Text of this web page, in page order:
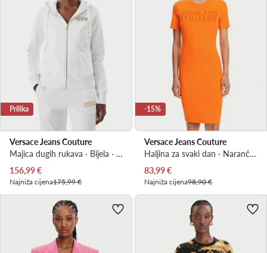
Prilika
Versace Jeans Couture
Majica dugih rukava · Bijela · Regular Fit
Trenutna cijena
156,99€
Najniža cijena175,99 €
-15%
Versace Jeans Couture
Haljina za svaki dan · Narančasta · Mini
Trenutna cijena
83,99€
Najniža cijena98,90 €